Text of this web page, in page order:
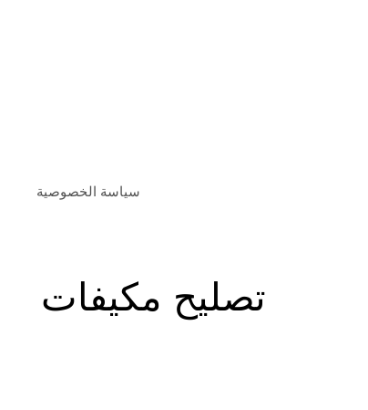
سياسة الخصوصية
تصليح مكيفات